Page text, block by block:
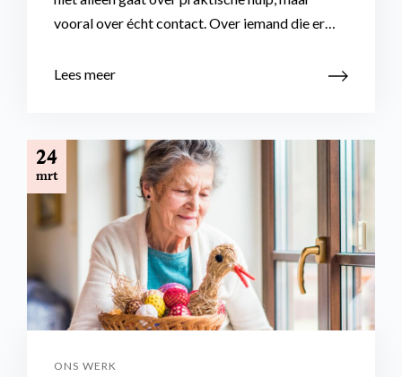
vooral over écht contact. Over iemand die er…
Lees meer
24
mrt
ONS WERK